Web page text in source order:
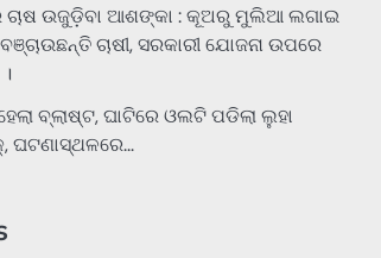
ଚାଷ ଉଜୁଡ଼ିବା ଆଶଙ୍କା : କୂଅରୁ ମୁଲିଆ ଲଗାଇ
ଚାଷୀ, ସରକାରୀ ଯୋଜନା ଉପରେ
ବ୍ଲାଷ୍ଟ, ଘାଟିରେ ଓଲଟି ପଡିଲା ଲୁହା
ଘଟଣାସ୍ଥଳରେ…